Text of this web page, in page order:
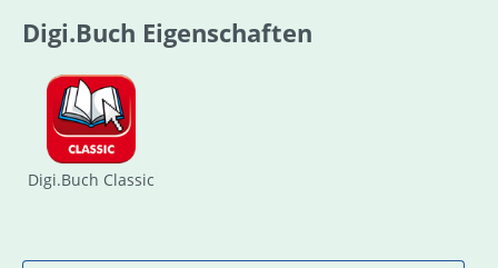
Digi.Buch Eigenschaften
Digi.Buch Classic